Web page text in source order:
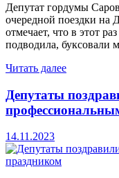
Депутат гордумы
очередной поездки на
отмечает, что в этот
подводила, буксовали
Читать далее
Депутаты
14.11.2023